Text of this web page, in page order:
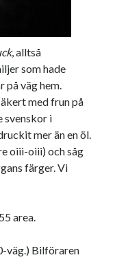
barn
corona
fotboll
, alltså
som hade
på väg hem.
med frun på
svenskor i
mer än en öl.
oiii-oiii) och såg
färger. Vi
area.
väg.) Bilföraren